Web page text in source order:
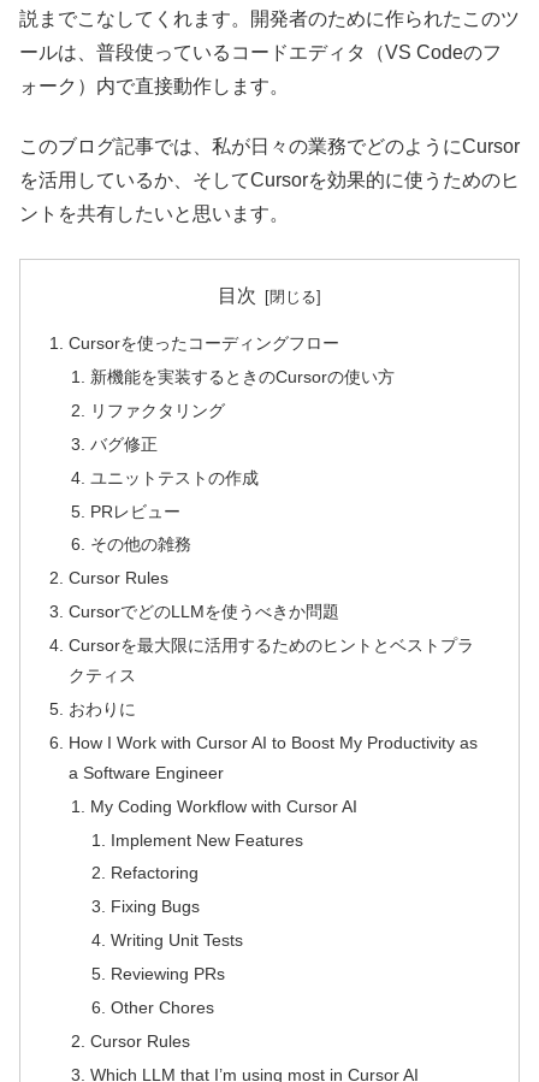
説までこなしてくれます。開発者のために作られたこのツ
ールは、普段使っているコードエディタ（VS Codeのフ
ォーク）内で直接動作します。
このブログ記事では、私が日々の業務でどのようにCursor
を活用しているか、そしてCursorを効果的に使うためのヒ
ントを共有したいと思います。
目次
Cursorを使ったコーディングフロー
新機能を実装するときのCursorの使い方
リファクタリング
バグ修正
ユニットテストの作成
PRレビュー
その他の雑務
Cursor Rules
CursorでどのLLMを使うべきか問題
Cursorを最大限に活用するためのヒントとベストプラ
クティス
おわりに
How I Work with Cursor AI to Boost My Productivity as
a Software Engineer
My Coding Workflow with Cursor AI
Implement New Features
Refactoring
Fixing Bugs
Writing Unit Tests
Reviewing PRs
Other Chores
Cursor Rules
Which LLM that I’m using most in Cursor AI